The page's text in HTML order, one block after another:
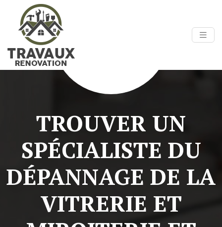
TROUVER UN
SPÉCIALISTE DU
DÉPANNAGE DE LA
VITRERIE ET